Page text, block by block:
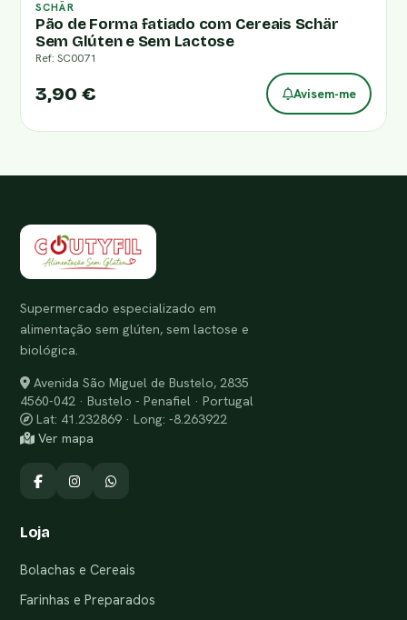
SCHÄR
Pão de Forma fatiado com Cereais Schär
Sem Glúten e Sem Lactose
Ref: SC0071
3,90 € Avisem-me
Supermercado especializado em
alimentação sem glúten, sem lactose e
biológica.
Avenida São Miguel de Bustelo, 2835
4560-042 · Bustelo - Penafiel · Portugal
Lat: 41.232869 · Long: -8.263922
Ver mapa
Loja
Bolachas e Cereais
Farinhas e Preparados